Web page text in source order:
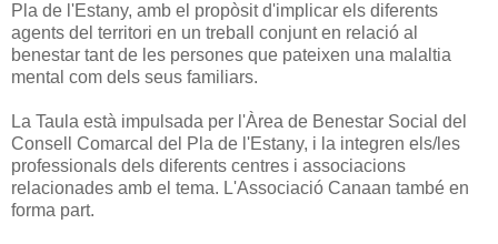
Pla de l'Estany, amb el propòsit d'implicar els diferents
agents del territori en un treball conjunt en relació al
benestar tant de les persones que pateixen una malaltia
mental com dels seus familiars.
La Taula està impulsada per l'Àrea de Benestar Social del
Consell Comarcal del Pla de l'Estany, i la integren els/les
professionals dels diferents centres i associacions
relacionades amb el tema. L'Associació Canaan també en
forma part.